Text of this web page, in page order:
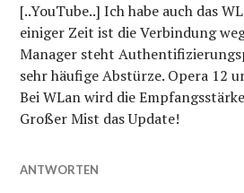
[..YouTube..] Ich habe auch das
einiger Zeit ist die Verbindung
Manager steht
sehr häufige Abstürze. Opera 12
Bei WLan wird die
Großer Mist das Update!
ANTWORTEN